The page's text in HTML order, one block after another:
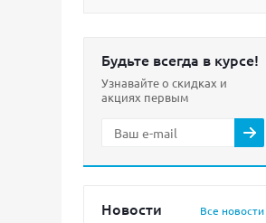
Будьте всегда в курсе!
Узнавайте о скидках и
акциях первым
Новости Все новости